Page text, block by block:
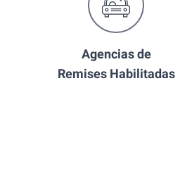
Agencias de
Remises Habilitadas